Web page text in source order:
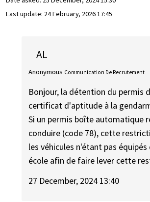
Last update: 24 February, 2026 17:45
AL
Anonymous Communication De Recrutement
Bonjour, la détention du permis
certificat d'aptitude à la
Si un permis boîte automatique
conduire (code 78), cette
les véhicules n'étant pas
école afin de faire lever cette
27 December, 2024 13:40